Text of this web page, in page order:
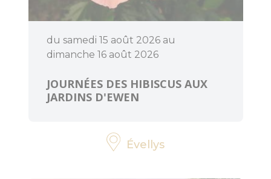
du samedi 15 août 2026 au
dimanche 16 août 2026
JOURNÉES DES HIBISCUS AUX
JARDINS D'EWEN
Évellys